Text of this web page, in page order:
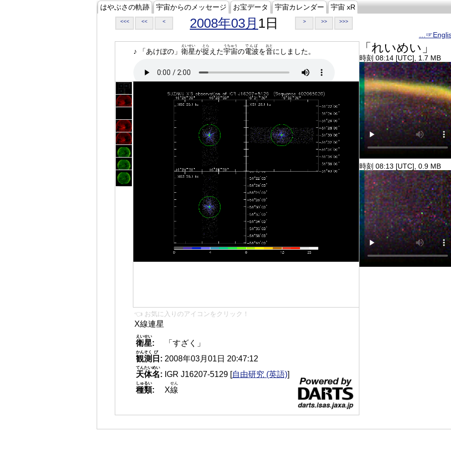
はやぶさの軌跡 宇宙からのメッセージ お宝データ 宇宙カレンダー 宇宙 xR
<<< << < 2008年03月 1日 > >> >>>
♪ 「あけぼの」 衛星
えいせい
が捉
とら
えた宇宙
うちゅう
の電波
でんぱ
を音
おと
にしました。
👈 お気に入りのアイコンをクリック！
X線連星
衛星
えいせい
:
「すざく」
観測
かんそく
日
び
: 2008年03月01日 20:47:12
天体名
てんたいめい
: IGR J16207-5129 [自由研究 (英語)]
種類
しゅるい
: X線
せん
「れいめい」
時刻 08:14 [UTC], 1.7 MB
時刻 08:13 [UTC], 0.9 MB